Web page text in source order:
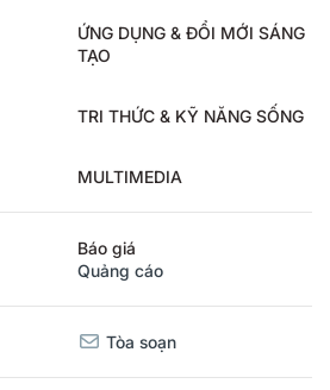
ỨNG DỤNG & ĐỔI MỚI SÁNG
TẠO
TRI THỨC & KỸ NĂNG SỐNG
MULTIMEDIA
Báo giá
Quảng cáo
Tòa soạn